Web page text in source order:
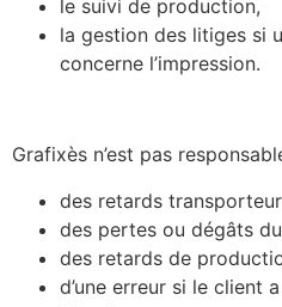
le suivi de production,
la gestion des litiges si
concerne l’impression.
Grafixès n’est pas
des retards
des pertes ou dégâts
des retards de
d’une erreur si le client